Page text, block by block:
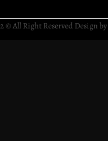
© All Right Reserved Design